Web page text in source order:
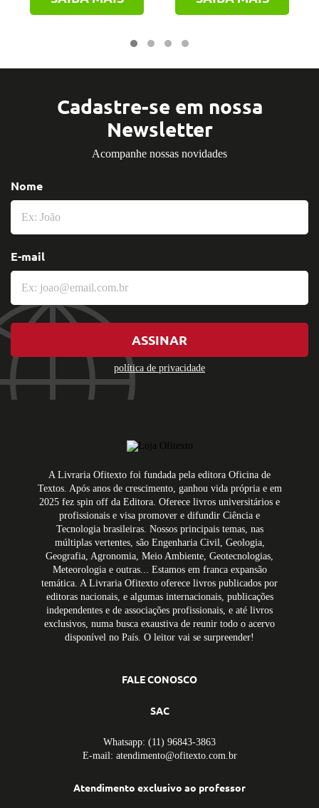
Cadastre-se em nossa
Newsletter
Acompanhe nossas novidades
política de privacidade
Nome
E-mail
ASSINAR
A Livraria Ofitexto foi fundada pela editora Oficina de
Textos. Após anos de crescimento, ganhou vida própria e em
2025 fez spin off da Editora. Oferece livros universitários e
profissionais e visa promover e difundir Ciência e
Tecnologia brasileiras. Nossos principais temas, nas
múltiplas vertentes, são Engenharia Civil, Geologia,
Geografia, Agronomia, Meio Ambiente, Geotecnologias,
Meteorologia e outras... Estamos em franca expansão
temática. A Livraria Ofitexto oferece livros publicados por
editoras nacionais, e algumas internacionais, publicações
independentes e de associações profissionais, e até livros
exclusivos, numa busca exaustiva de reunir todo o acervo
disponível no País. O leitor vai se surpreender!
FALE CONOSCO
SAC
Whatsapp: (11) 96843-3863
E-mail: atendimento@ofitexto.com.br
Atendimento exclusivo ao professor